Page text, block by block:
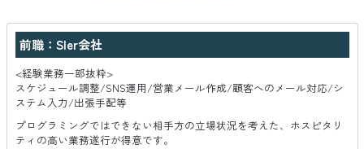
前職： SIer会社
<経験業務一部抜粋>
スケジュール調整/SNS運用/営業メール作成/顧客へのメール対応/シ
ステム入力/出張手配等
プログラミングではできない相手方の立場状況を考えた、ホスピタリ
ティの高い業務遂行が得意です。